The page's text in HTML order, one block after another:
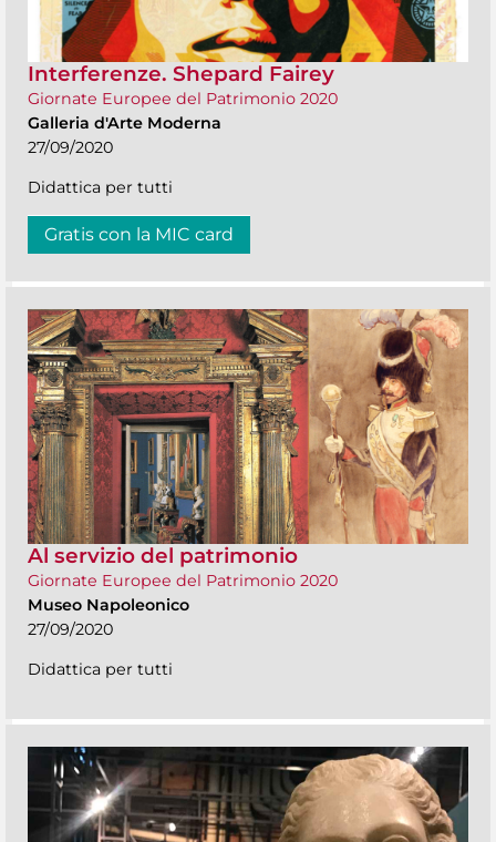
Interferenze. Shepard Fairey
Giornate Europee del Patrimonio 2020
Galleria d'Arte Moderna
27/09/2020
Didattica per tutti
Gratis con la MIC card
Al servizio del patrimonio
Giornate Europee del Patrimonio 2020
Museo Napoleonico
27/09/2020
Didattica per tutti